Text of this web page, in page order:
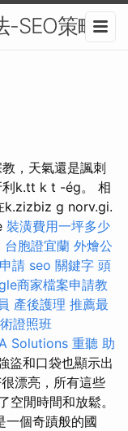
-SEO策略
，天氣還是諷刺
利k.tt k t -ég。 相
k.zizbiz g norv.gi.
裝潢費用一坪多少
台胞證宜蘭 外燴公
請 seo 關鍵字 頭
商家檔案申請教
產後護理 推薦最
證照班
Solutions 重聽 助
盜和口袋也顯示出
漂亮，所有這些
閒時間和放鬆。
一個奇蹟般的國